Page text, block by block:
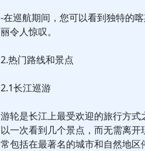
-在巡航期间，您可以看到独特的
丽令人惊叹。
2.热门路线和景点
2.1长江巡游
游轮是长江上最受欢迎的旅行方
以一次看到几个景点，而无需离
常包括在最著名的城市和自然地区